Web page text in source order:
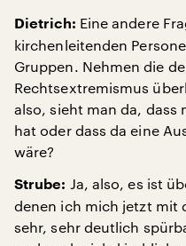
Dietrich: Eine andere
kirchenleitenden
Gruppen. Nehmen die
Rechtsextremismus
also, sieht man da, dass
hat oder dass da eine
wäre?
Strube: Ja, also, es ist
denen ich mich jetzt mit
sehr, sehr deutlich